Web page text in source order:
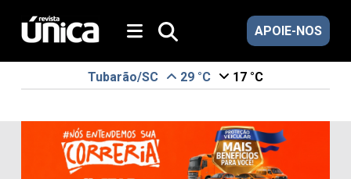
APOIE-NOS
Tubarão/SC 29 °C 17 °C